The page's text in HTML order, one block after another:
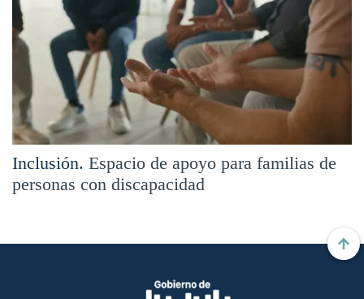
Inclusión. Espacio de apoyo para familias de
personas con discapacidad